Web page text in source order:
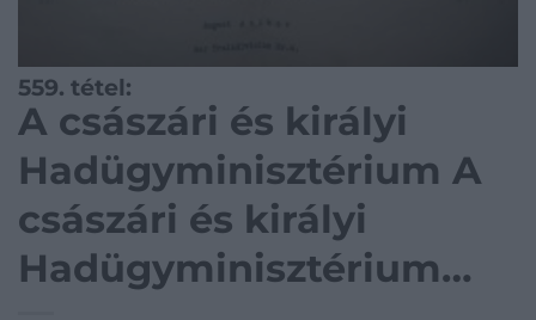
559. tétel:
A császári és királyi
Hadügyminisztérium A
császári és királyi
Hadügyminisztérium